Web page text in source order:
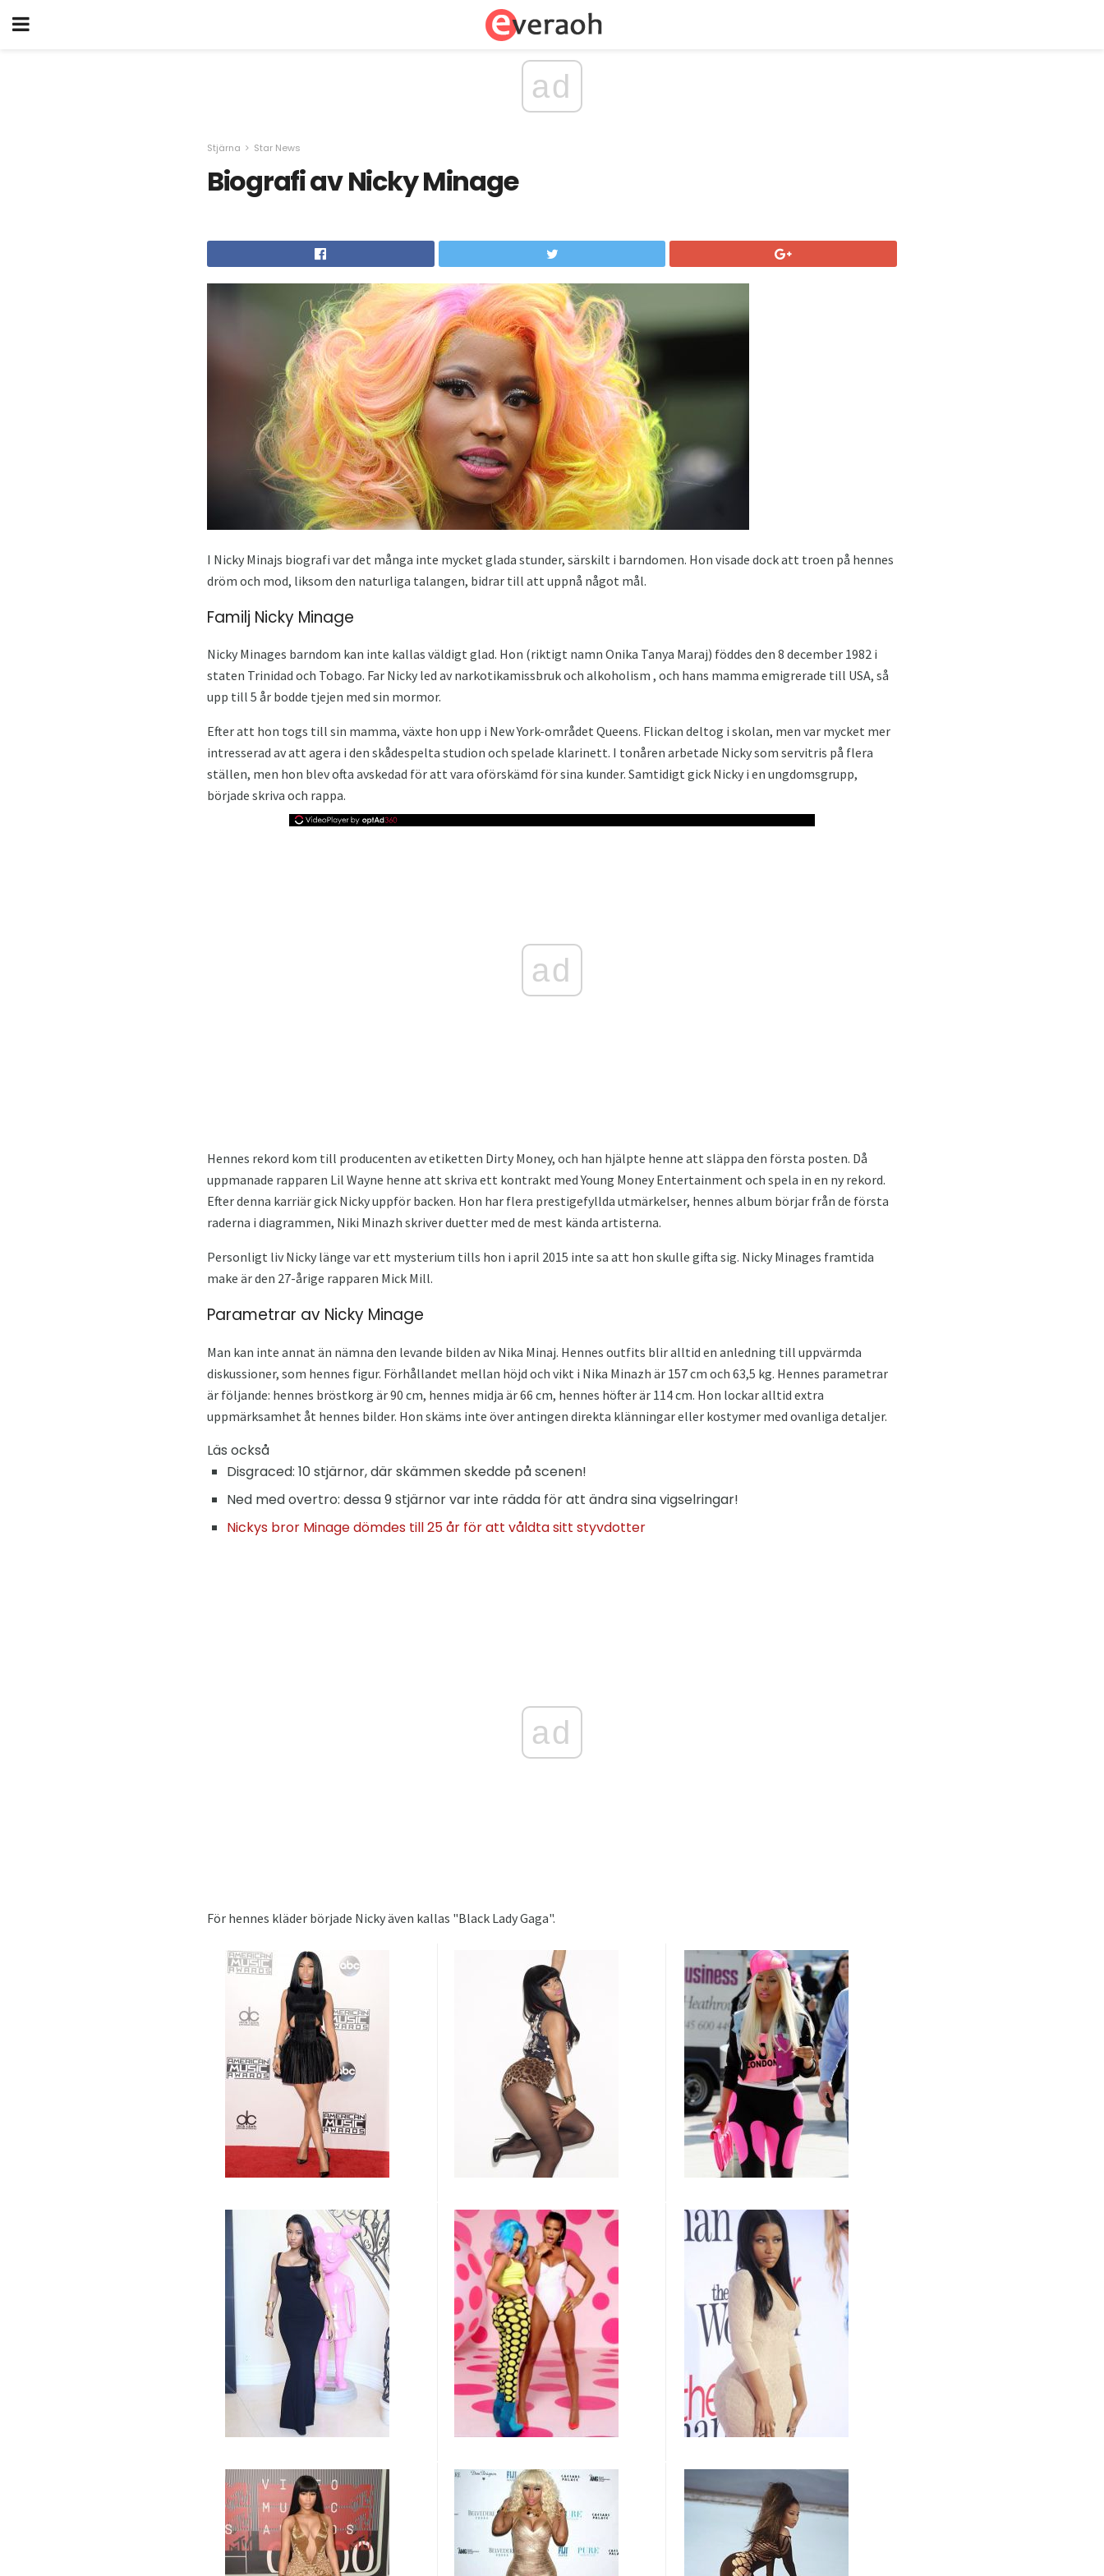
ad
Stjärna Star News
Biografi av Nicky Minage
I Nicky Minajs biografi var det många inte mycket glada stunder, särskilt i barndomen. Hon visade dock att troen på hennes
dröm och mod, liksom den naturliga talangen, bidrar till att uppnå något mål.
Familj Nicky Minage
Nicky Minages barndom kan inte kallas väldigt glad. Hon (riktigt namn Onika Tanya Maraj) föddes den 8 december 1982 i
staten Trinidad och Tobago. Far Nicky led av narkotikamissbruk och alkoholism , och hans mamma emigrerade till USA, så
upp till 5 år bodde tjejen med sin mormor.
Efter att hon togs till sin mamma, växte hon upp i New York-området Queens. Flickan deltog i skolan, men var mycket mer
intresserad av att agera i den skådespelta studion och spelade klarinett. I tonåren arbetade Nicky som servitris på flera
ställen, men hon blev ofta avskedad för att vara oförskämd för sina kunder. Samtidigt gick Nicky i en ungdomsgrupp,
började skriva och rappa.
ad
Hennes rekord kom till producenten av etiketten Dirty Money, och han hjälpte henne att släppa den första posten. Då
uppmanade rapparen Lil Wayne henne att skriva ett kontrakt med Young Money Entertainment och spela in en ny rekord.
Efter denna karriär gick Nicky uppför backen. Hon har flera prestigefyllda utmärkelser, hennes album börjar från de första
raderna i diagrammen, Niki Minazh skriver duetter med de mest kända artisterna.
Personligt liv Nicky länge var ett mysterium tills hon i april 2015 inte sa att hon skulle gifta sig. Nicky Minages framtida
make är den 27-årige rapparen Mick Mill.
Parametrar av Nicky Minage
Man kan inte annat än nämna den levande bilden av Nika Minaj. Hennes outfits blir alltid en anledning till uppvärmda
diskussioner, som hennes figur. Förhållandet mellan höjd och vikt i Nika Minazh är 157 cm och 63,5 kg. Hennes parametrar
är följande: hennes bröstkorg är 90 cm, hennes midja är 66 cm, hennes höfter är 114 cm. Hon lockar alltid extra
uppmärksamhet åt hennes bilder. Hon skäms inte över antingen direkta klänningar eller kostymer med ovanliga detaljer.
Läs också
Disgraced: 10 stjärnor, där skämmen skedde på scenen!
Ned med overtro: dessa 9 stjärnor var inte rädda för att ändra sina vigselringar!
Nickys bror Minage dömdes till 25 år för att våldta sitt styvdotter
ad
För hennes kläder började Nicky även kallas "Black Lady Gaga".